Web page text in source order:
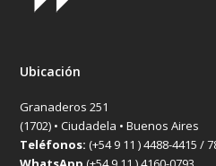
Ubicación
Granaderos 251
(1702) • Ciudadela • Buenos Aires
Teléfonos:(+54 9 11 ) 4488-4415 /